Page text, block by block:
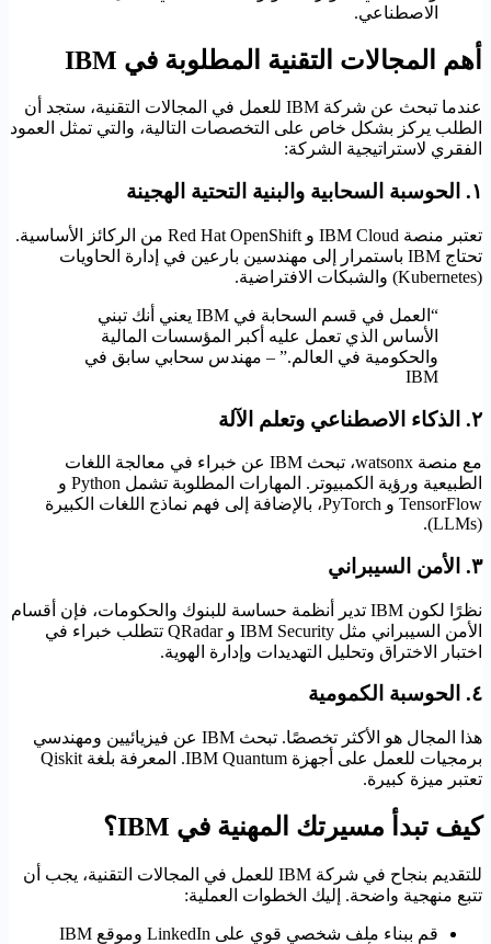
الاصطناعي.
أهم المجالات التقنية المطلوبة في IBM
عندما تبحث عن شركة IBM للعمل في المجالات التقنية، ستجد أن
الطلب يركز بشكل خاص على التخصصات التالية، والتي تمثل العمود
الفقري لاستراتيجية الشركة:
١. الحوسبة السحابية والبنية التحتية الهجينة
تعتبر منصة IBM Cloud و Red Hat OpenShift من الركائز الأساسية.
تحتاج IBM باستمرار إلى مهندسين بارعين في إدارة الحاويات
(Kubernetes) والشبكات الافتراضية.
“العمل في قسم السحابة في IBM يعني أنك تبني
الأساس الذي تعمل عليه أكبر المؤسسات المالية
والحكومية في العالم.” – مهندس سحابي سابق في
IBM
٢. الذكاء الاصطناعي وتعلم الآلة
مع منصة watsonx، تبحث IBM عن خبراء في معالجة اللغات
الطبيعية ورؤية الكمبيوتر. المهارات المطلوبة تشمل Python و
TensorFlow و PyTorch، بالإضافة إلى فهم نماذج اللغات الكبيرة
(LLMs).
٣. الأمن السيبراني
نظرًا لكون IBM تدير أنظمة حساسة للبنوك والحكومات، فإن أقسام
الأمن السيبراني مثل IBM Security و QRadar تتطلب خبراء في
اختبار الاختراق وتحليل التهديدات وإدارة الهوية.
٤. الحوسبة الكمومية
هذا المجال هو الأكثر تخصصًا. تبحث IBM عن فيزيائيين ومهندسي
برمجيات للعمل على أجهزة IBM Quantum. المعرفة بلغة Qiskit
تعتبر ميزة كبيرة.
كيف تبدأ مسيرتك المهنية في IBM؟
للتقديم بنجاح في شركة IBM للعمل في المجالات التقنية، يجب أن
تتبع منهجية واضحة. إليك الخطوات العملية:
قم ببناء ملف شخصي قوي على LinkedIn وموقع IBM